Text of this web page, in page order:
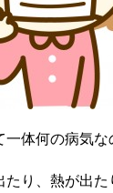
体何の病気な
たり、熱が出